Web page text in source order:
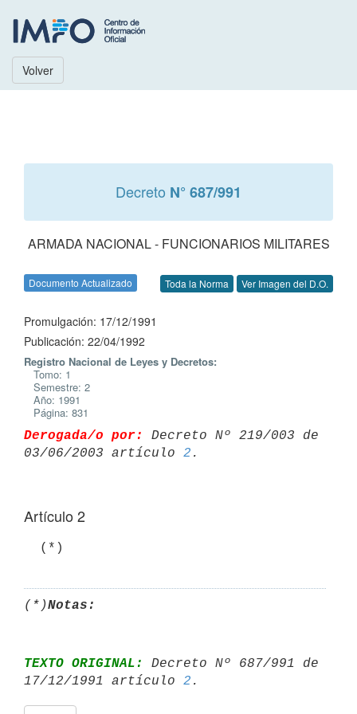
Volver
Decreto N° 687/991
ARMADA NACIONAL - FUNCIONARIOS MILITARES
Documento Actualizado Toda la Norma Ver Imagen del D.O.
Promulgación: 17/12/1991
Publicación: 22/04/1992
Registro Nacional de Leyes y Decretos:
Tomo: 1
Semestre: 2
Año: 1991
Página: 831
Derogada/o por:
Decreto Nº 219/003 de
03/06/2003 artículo 2
Artículo 2
(*)Notas:
TEXTO ORIGINAL:
Decreto Nº 687/991 de
17/12/1991 artículo 2